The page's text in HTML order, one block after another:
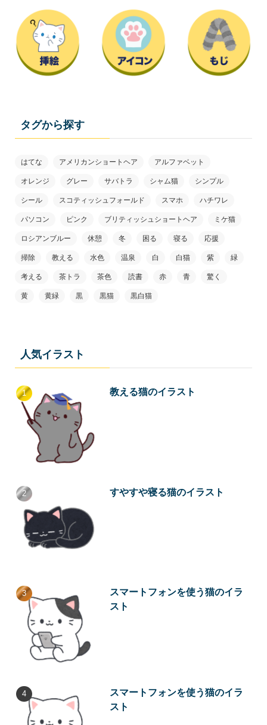
タグから探す
はてな アメリカンショートヘア アルファベット
オレンジ グレー サバトラ シャム猫 シンプル
シール スコティッシュフォールド スマホ ハチワレ
パソコン ピンク ブリティッシュショートヘア ミケ猫
ロシアンブルー 休憩 冬 困る 寝る 応援
掃除 教える 水色 温泉 白 白猫 紫 緑
考える 茶トラ 茶色 読書 赤 青 驚く
黄 黄緑 黒 黒猫 黒白猫
人気イラスト
教える猫のイラスト
すやすや寝る猫のイラスト
スマートフォンを使う猫のイラ
スト
スマートフォンを使う猫のイラ
スト